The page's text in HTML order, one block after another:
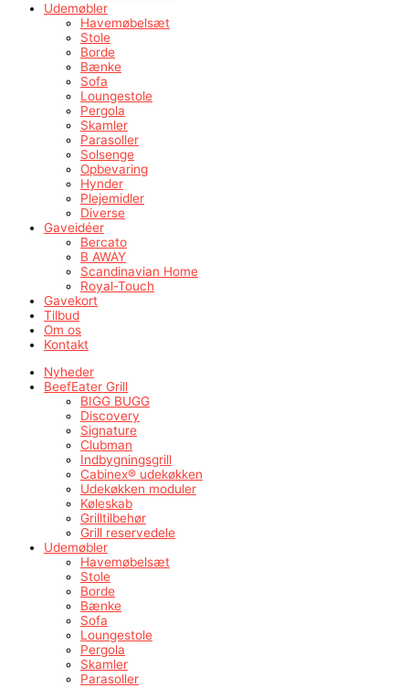
Udemøbler
Havemøbelsæt
Stole
Borde
Bænke
Sofa
Loungestole
Pergola
Skamler
Parasoller
Solsenge
Opbevaring
Hynder
Plejemidler
Diverse
Gaveidéer
Bercato
B AWAY
Scandinavian Home
Royal-Touch
Gavekort
Tilbud
Om os
Kontakt
Nyheder
BeefEater Grill
BIGG BUGG
Discovery
Signature
Clubman
Indbygningsgrill
Cabinex® udekøkken
Udekøkken moduler
Køleskab
Grilltilbehør
Grill reservedele
Udemøbler
Havemøbelsæt
Stole
Borde
Bænke
Sofa
Loungestole
Pergola
Skamler
Parasoller